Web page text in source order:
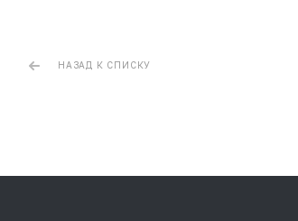
НАЗАД К СПИСКУ